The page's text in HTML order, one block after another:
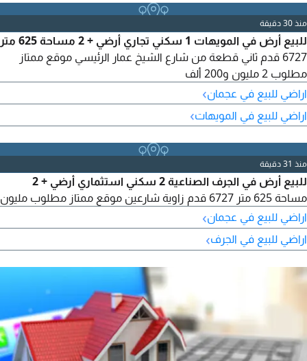
منذ 30 دقيقة
للبيع أرض في المويهات 1 سكني تجاري أرضي + 2 مساحة 625 متر
6727 قدم ثاني قطعة من شارع الشيخ عمار الرئيسي موقع ممتاز
مطلوب 2 مليون و200 ألف
اراضي للبيع في عجمان›
اراضي للبيع في المويهات›
منذ 31 دقيقة
للبيع أرض في الجرف الصناعية 2 سكني استثماري أرضي + 2
مساحة 625 متر 6727 قدم زاوية شارعين موقع ممتاز مطلوب مليون
اراضي للبيع في عجمان›
اراضي للبيع في الجرف›